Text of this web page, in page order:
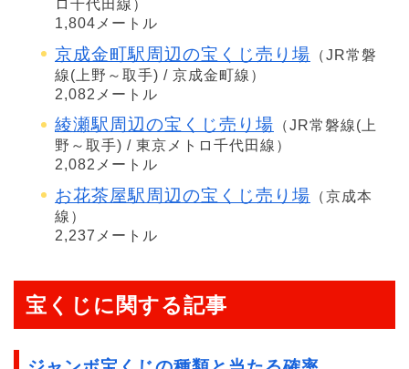
ロ千代田線）
1,804メートル
京成金町駅周辺の宝くじ売り場 （JR常磐
線(上野～取手) / 京成金町線）
2,082メートル
綾瀬駅周辺の宝くじ売り場 （JR常磐線(上
野～取手) / 東京メトロ千代田線）
2,082メートル
お花茶屋駅周辺の宝くじ売り場 （京成本
線）
2,237メートル
宝くじに関する記事